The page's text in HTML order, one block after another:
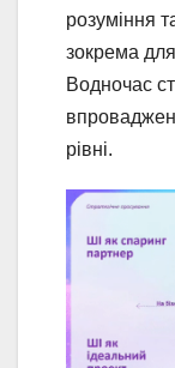
розуміння
зокрема
Водночас
рівні.